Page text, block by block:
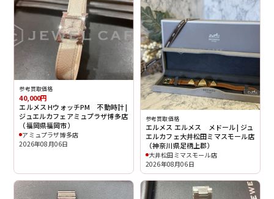
参考買取価格
40,000円
エルメス HウォッチPM 不動時計 |
ジュエルカフェアミュプラザ博多店
（福岡県福岡市）
アミュプラザ博多店
2026年08月06日
参考買取価格
エルメス エルメス メドール | ジュ
エルカフェ大井松田ミマスモール店
（神奈川県足柄上郡）
大井松田ミマスモール店
2026年08月06日